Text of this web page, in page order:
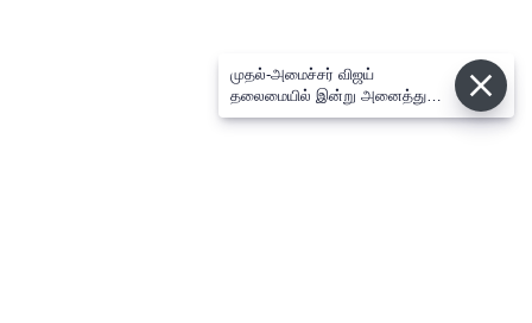
முதல்-அமைச்சர் விஜய்
தலைமையில் இன்று அனைத்து
கட்சி எம்.பி.க்கள் கூட்டம் -